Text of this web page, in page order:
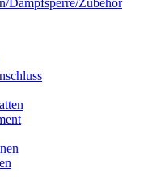
Dampfsperre/Zubehör